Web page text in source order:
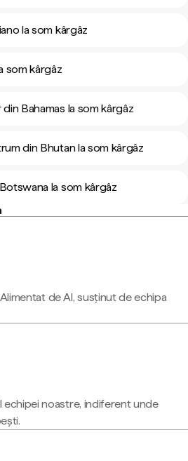
la som kârgâz
som kârgâz
Bahamas la som kârgâz
din Bhutan la som kârgâz
la som kârgâz
de AI, susținut de echipa
echipei noastre, indiferent unde